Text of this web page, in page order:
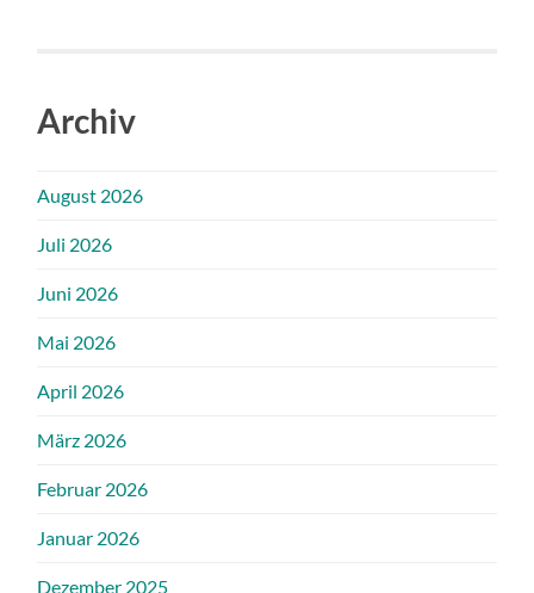
Archiv
August 2026
Juli 2026
Juni 2026
Mai 2026
April 2026
März 2026
Februar 2026
Januar 2026
Dezember 2025